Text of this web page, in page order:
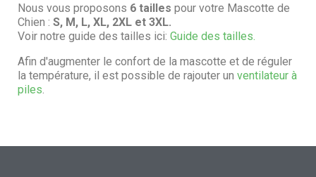
Nous vous proposons 6 tailles pour votre Mascotte de
Chien : S, M, L, XL, 2XL et 3XL.
Voir notre guide des tailles ici: Guide des tailles.
Afin d'augmenter le confort de la mascotte et de réguler
la température, il est possible de rajouter un ventilateur à
piles.